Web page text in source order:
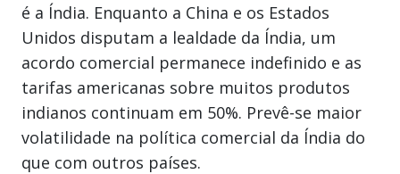
é a Índia. Enquanto a China e os Estados
Unidos disputam a lealdade da Índia, um
acordo comercial permanece indefinido e as
tarifas americanas sobre muitos produtos
indianos continuam em 50%. Prevê-se maior
volatilidade na política comercial da Índia do
que com outros países.